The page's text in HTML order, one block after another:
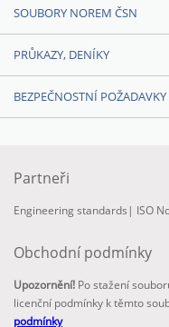
SOUBORY NOREM ČSN
PRŮKAZY, DENÍKY
BEZPEČNOSTNÍ
Partneři
Engineering standards | ISO
Obchodní podmínky
Upozornění! Po stažení
licenční podmínky k těmto
podmínky